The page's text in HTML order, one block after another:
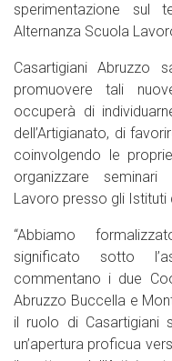
sperimentazione sul
Alternanza Scuola
Casartigiani Abruzzo
promuovere tali
occuperà di
dell’Artigianato, di
coinvolgendo le
organizzare seminari
Lavoro presso gli Istituti
“Abbiamo
significato sotto
commentano i due
Abruzzo Buccella e
il ruolo di Casartigiani
un’apertura proficua